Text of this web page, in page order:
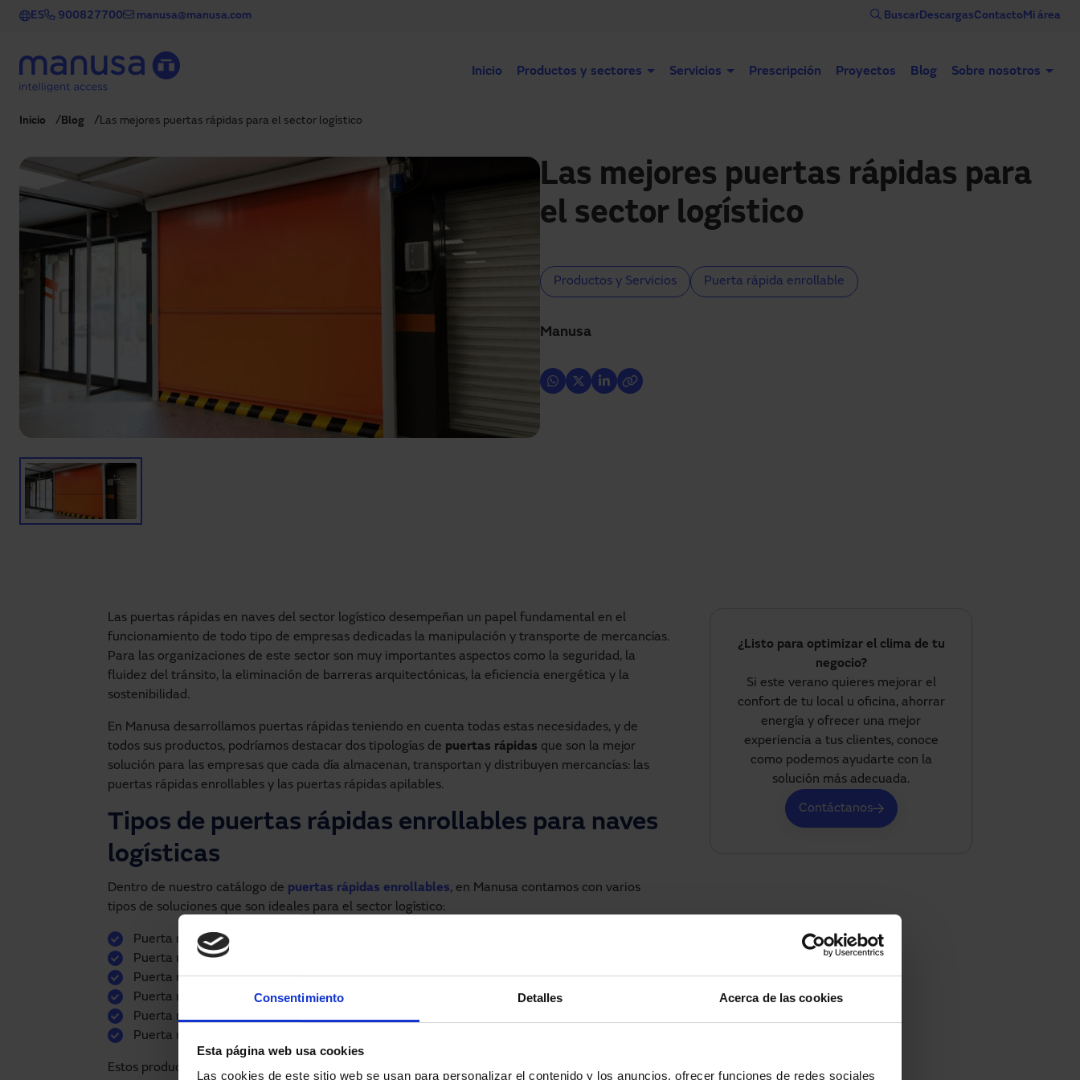
Consentimiento Detalles Acerca de las cookies
Esta página web usa cookies
Las cookies de este sitio web se usan para personalizar el contenido y los anuncios, ofrecer funciones de redes sociales
Pasar al contenido principal
ES 900827700 manusa@manusa.com BuscarDescargasContactoMi área
Inicio Productos y sectores Servicios Prescripción Proyectos Blog Sobre nosotros
Inicio Blog Las mejores puertas rápidas para el sector logístico
Las mejores puertas rápidas para
el sector logístico
Productos y Servicios Puerta rápida enrollable
Manusa
Las puertas rápidas en naves del sector logístico desempeñan un papel fundamental en el
funcionamiento de todo tipo de empresas dedicadas la manipulación y transporte de mercancías.
Para las organizaciones de este sector son muy importantes aspectos como la seguridad, la
fluidez del tránsito, la eliminación de barreras arquitectónicas, la eficiencia energética y la
sostenibilidad.
En Manusa desarrollamos puertas rápidas teniendo en cuenta todas estas necesidades, y de
todos sus productos, podríamos destacar dos tipologías de puertas rápidas que son la mejor
solución para las empresas que cada día almacenan, transportan y distribuyen mercancías: las
puertas rápidas enrollables y las puertas rápidas apilables.
Tipos de puertas rápidas enrollables para naves
logísticas
Dentro de nuestro catálogo de puertas rápidas enrollables, en Manusa contamos con varios
tipos de soluciones que son ideales para el sector logístico:
Puerta rápida de aluminio para zonas interiores
Puerta rápida enrollable de aluminio reforzada
Puerta rápida de acero
Puerta rápida enrollable para líneas de producción automatizadas
Puerta rápida para salas blancas
Puerta rápida autorreparable
Estos productos ofrecen a empresas logísticas beneficios como
¿Listo para optimizar el clima de tu
negocio?
Si este verano quieres mejorar el
confort de tu local u oficina, ahorrar
energía y ofrecer una mejor
experiencia a tus clientes, conoce
como podemos ayudarte con la
solución más adecuada.
Contáctanos